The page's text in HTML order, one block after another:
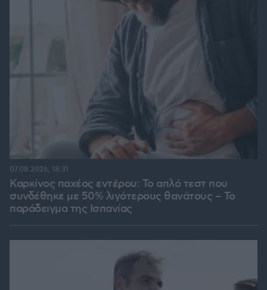
Καρκίνος παχέος εντέρου: Το απλό τεστ που
συνδέθηκε με 50% λιγότερους θανάτους – Το
παράδειγμα της Ισπανίας
07.08.2026, 18:31